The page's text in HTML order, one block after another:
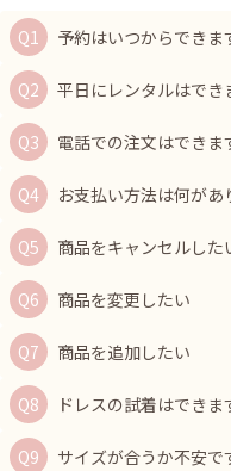
予約はいつからできま
平日にレンタルはでき
電話での注文はできま
お支払い方法は何があ
商品をキャンセルした
商品を変更したい
商品を追加したい
ドレスの試着はできま
サイズが合うか不安で